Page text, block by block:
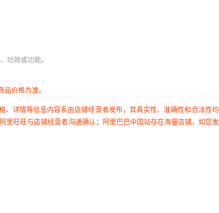
功效或功能。
价格为准。
详情等信息内容系由店铺经营者发布，其真实性、准确性和合法性
旺旺与店铺经营者沟通确认；阿里巴巴中国站存在海量店铺，如您